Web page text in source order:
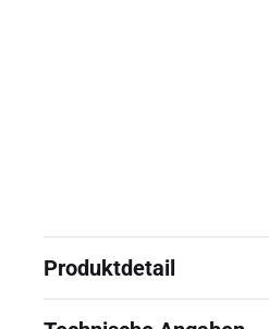
Produktdetail